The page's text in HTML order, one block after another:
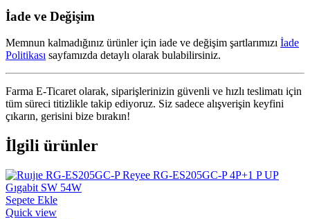
İade ve Değişim
Memnun kalmadığınız ürünler için iade ve değişim şartlarımızı İade
Politikası sayfamızda detaylı olarak bulabilirsiniz.
Farma E-Ticaret olarak, siparişlerinizin güvenli ve hızlı teslimatı için
tüm süreci titizlikle takip ediyoruz. Siz sadece alışverişin keyfini
çıkarın, gerisini bize bırakın!
İlgili ürünler
Sepete Ekle
Quick view